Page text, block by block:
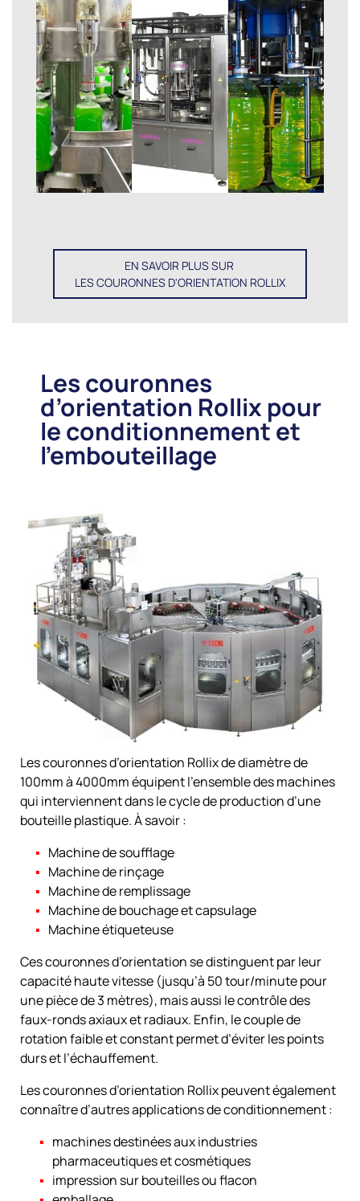
EN SAVOIR PLUS SUR
LES COURONNES D'ORIENTATION ROLLIX
Les couronnes
d’orientation Rollix pour
le conditionnement et
l’embouteillage
Les couronnes d’orientation Rollixde diamètre de
100mm à 4000mm équipent l’ensemble des machines
qui interviennent dans le cycle de production d’une
bouteille plastique. À savoir :
Machine de soufflage
Machine de rinçage
Machine de remplissage
Machine de bouchage et capsulage
Machine étiqueteuse
Ces couronnes d’orientation se distinguent par leur
capacité haute vitesse (jusqu’à 50 tour/minute pour
une pièce de 3 mètres), mais aussi le contrôle des
faux-ronds axiaux et radiaux. Enfin, le couple de
rotation faible et constant permet d’éviter les points
durs et l’échauffement.
Les couronnes d’orientation Rollix peuvent également
connaître d’autres applications de conditionnement :
machines destinées aux industries
pharmaceutiques et cosmétiques
impression sur bouteilles ou flacon